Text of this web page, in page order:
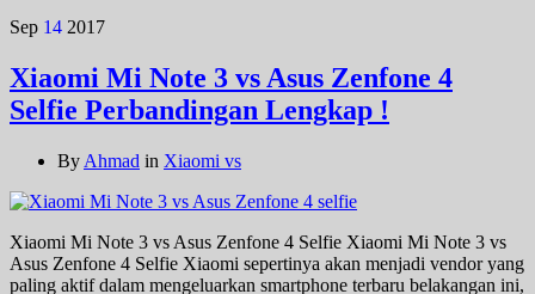
Sep 14 2017
Xiaomi Mi Note 3 vs Asus Zenfone 4
Selfie Perbandingan Lengkap !
By Ahmad in Xiaomi vs
Xiaomi Mi Note 3 vs Asus Zenfone 4 Selfie Xiaomi Mi Note 3 vs
Asus Zenfone 4 Selfie Xiaomi sepertinya akan menjadi vendor yang
paling aktif dalam mengeluarkan smartphone terbaru belakangan ini,